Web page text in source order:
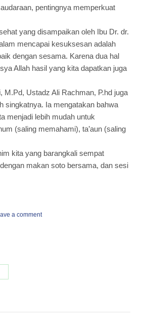
pentingnya memperkuat
yang disampaikan oleh Ibu Dr. dr.
mencapai kesuksesan adalah
dengan sesama. Karena dua hal
Allah hasil yang kita dapatkan juga
M.Pd, Ustadz Ali Rachman, P.hd juga
singkatnya. Ia mengatakan bahwa
menjadi lebih mudah untuk
(saling memahami), ta’aun (saling
kita yang barangkali sempat
makan soto bersama, dan sesi
a comment